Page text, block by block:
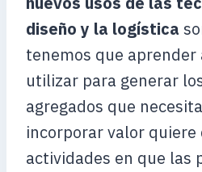
diseño y la logística
tenemos que aprender
utilizar para generar
agregados que
incorporar valor
actividades en que las